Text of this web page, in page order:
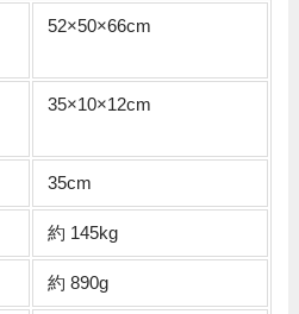
52×50×66cm
35×10×12cm
35cm
約 145kg
約 890g